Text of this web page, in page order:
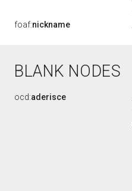
foaf:nickname
BLANK NODES
ocd:aderisce